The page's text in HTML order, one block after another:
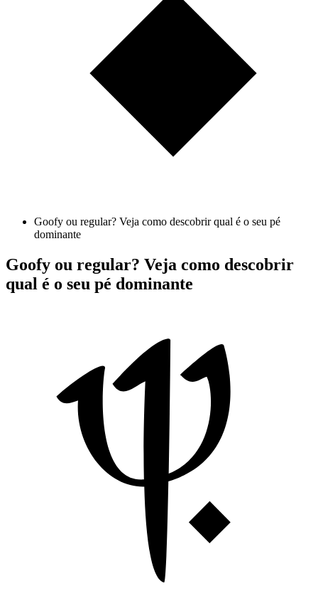
Goofy ou regular? Veja como descobrir qual é o seu pé
dominante
Goofy ou regular? Veja como descobrir
qual é o seu pé dominante